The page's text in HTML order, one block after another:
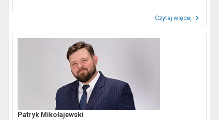
Czytaj więcej
Patryk Mikołajewski